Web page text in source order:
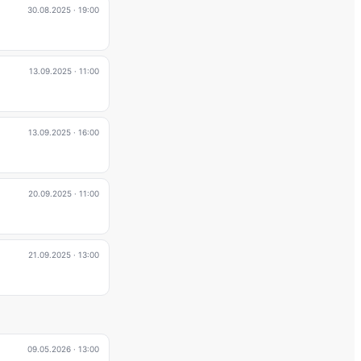
30.08.2025 · 19:00
13.09.2025 · 11:00
13.09.2025 · 16:00
20.09.2025 · 11:00
21.09.2025 · 13:00
09.05.2026 · 13:00